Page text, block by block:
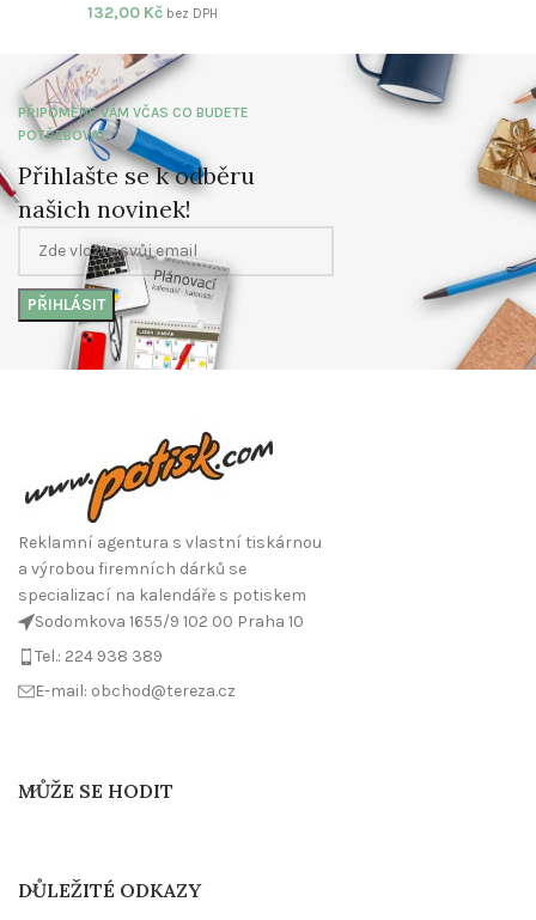
132,00 Kč bez DPH
PŘIPOMENE VÁM VČAS CO BUDETE
POTŘEBOVAT
Přihlašte se k odběru
našich novinek!
Reklamní agentura s vlastní tiskárnou
a výrobou firemních dárků se
specializací na kalendáře s potiskem
Sodomkova 1655/9 102 00 Praha 10
Tel.: 224 938 389
E-mail: obchod@tereza.cz
MŮŽE SE HODIT
DŮLEŽITÉ ODKAZY